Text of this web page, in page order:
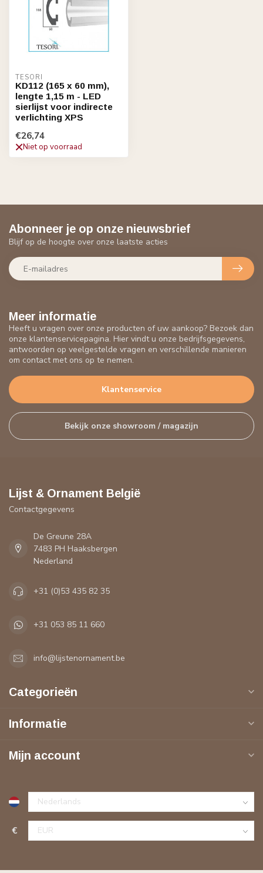
TESORI
KD112 (165 x 60 mm),
lengte 1,15 m - LED
sierlijst voor indirecte
verlichting XPS
€26,74
Niet op voorraad
Meer informatie
Heeft u vragen over onze producten of uw aankoop? Bezoek dan
onze klantenservicepagina. Hier vindt u onze bedrijfsgegevens,
antwoorden op veelgestelde vragen en verschillende manieren
om contact met ons op te nemen.
Klantenservice
Bekijk onze showroom / magazijn
Abonneer je op onze nieuwsbrief
Blijf op de hoogte over onze laatste acties
Lijst & Ornament België
Contactgegevens
De Greune 28A
7483 PH Haaksbergen
Nederland
+31 (0)53 435 82 35
+31 053 85 11 660
info@lijstenornament.be
Categorieën
Informatie
Mijn account
€